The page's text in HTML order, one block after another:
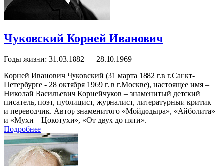
Чуковский Корней Иванович
Годы жизни: 31.03.1882 — 28.10.1969
Корней Иванович Чуковский (31 марта 1882 г.в г.Санкт-
Петербурге - 28 октября 1969 г. в г.Москве), настоящее имя –
Николай Васильевич Корнейчуков – знаменитый детский
писатель, поэт, публицист, журналист, литературный критик
и переводчик. Автор знаменитого «Мойдодыра», «Айболита»
и «Мухи – Цокотухи», «От двух до пяти».
Подробнее